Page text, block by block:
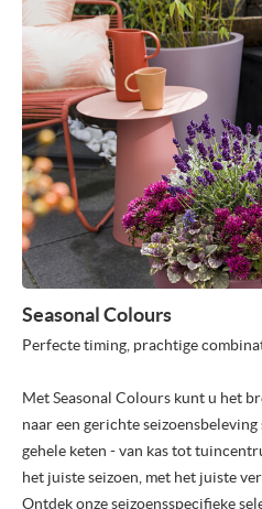
Seasonal Colours
Perfecte timing, prachtige
Met Seasonal Colours kunt u het
naar een gerichte
gehele keten - van kas tot
het juiste seizoen, met het juiste
Ontdek onze seizoensspecifieke